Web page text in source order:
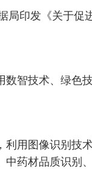
局印发《关于
智技术、绿色
用图像识别技
药材品质识别